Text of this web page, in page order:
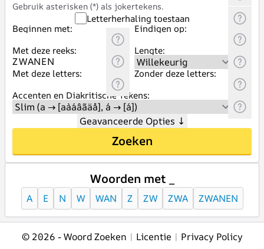
Gebruik asterisken (*) als jokertekens.
Letterherhaling toestaan
Beginnen met:
Eindigen op:
Met deze reeks:
Lengte:
Met deze letters:
Zonder deze letters:
Accenten en Diakritische Tekens:
Geavanceerde Opties ↓
Zoeken
Woorden met _
A E N W WAN Z ZW ZWA ZWANEN
© 2026 -Woord Zoeken | Licentie | Privacy Policy